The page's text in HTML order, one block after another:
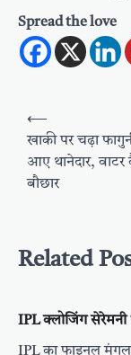
Spread the love
Post
navigation
⟵
खाकी पर चढ़ा
आए थानेदार,
बौछार
Related
IPL क्लोजिंग सेरेमनी
IPL का फाइनल